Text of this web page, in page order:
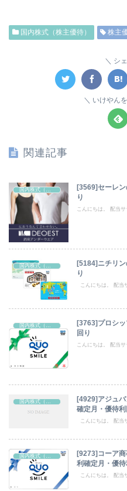
国内株式（株主優待） 株主
シ
いけやん
関連記事
国内株式（株主優待）
[3569]セーレ
り
こんにちは。 配当
国内株式（株主優待）
[5184]ニチリ
り
こんにちは。 配当
国内株式（株主優待）
[3763]プロシ
回り
こんにちは。 配当
国内株式（株主優待）
[4929]アジュ
確定月・優待利
こんにちは。 配当
国内株式（株主優待）
[9273]コーア
利確定月・優待
こんにちは。 配当